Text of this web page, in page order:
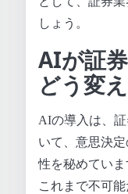
しょう。
AIが証
どう変
AIの導入は、
いて、意思決
性を秘めていま
これまで不可